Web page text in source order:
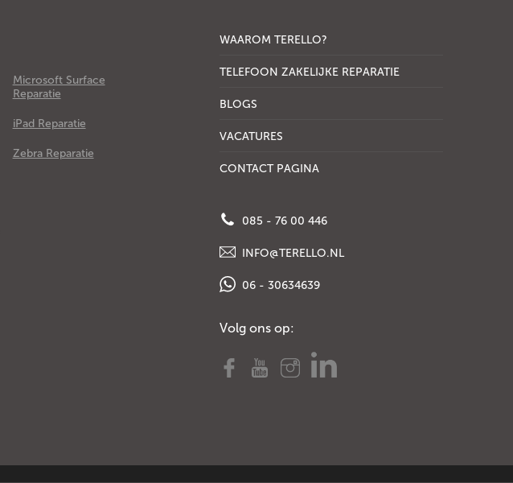
Microsoft Surface
Reparatie
iPad Reparatie
Zebra Reparatie
WAAROM TERELLO?
TELEFOON ZAKELIJKE REPARATIE
BLOGS
VACATURES
CONTACT PAGINA
085 - 76 00 446
INFO@TERELLO.NL
06 - 30634639
Volg ons op: